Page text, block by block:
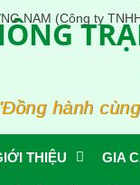
hành
THIỆU GIA